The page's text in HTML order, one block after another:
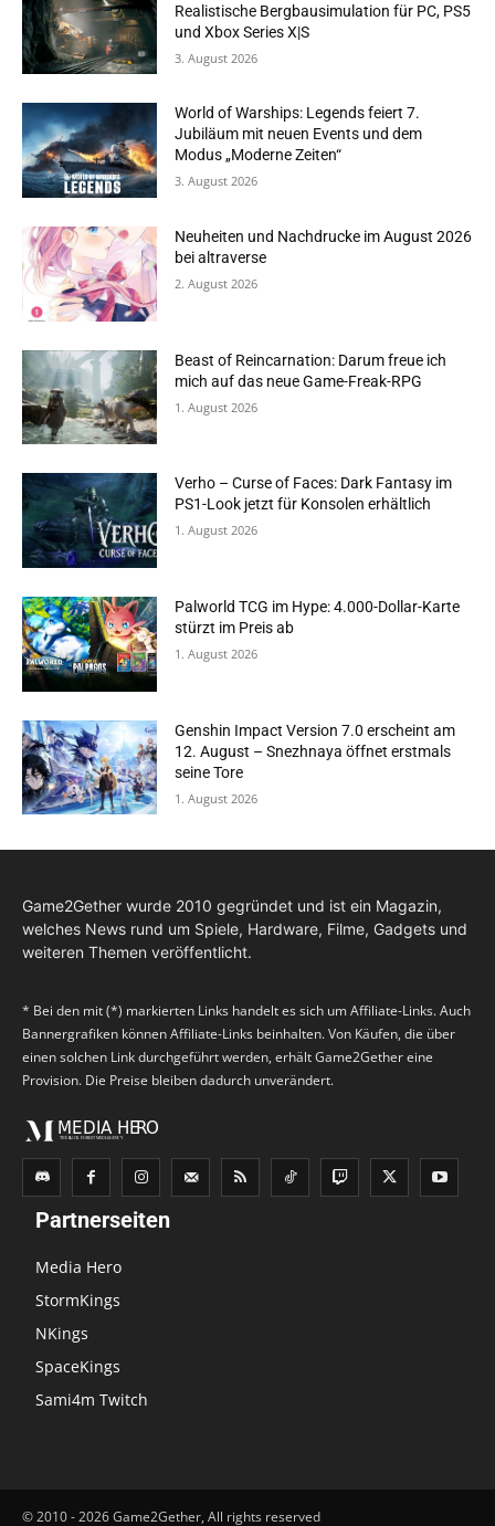
Realistische Bergbausimulation für PC, PS5
und Xbox Series X|S
3. August 2026
World of Warships: Legends feiert 7.
Jubiläum mit neuen Events und dem
Modus „Moderne Zeiten“
3. August 2026
Neuheiten und Nachdrucke im August 2026
bei altraverse
2. August 2026
Beast of Reincarnation: Darum freue ich
mich auf das neue Game-Freak-RPG
1. August 2026
Verho – Curse of Faces: Dark Fantasy im
PS1-Look jetzt für Konsolen erhältlich
1. August 2026
Palworld TCG im Hype: 4.000-Dollar-Karte
stürzt im Preis ab
1. August 2026
Genshin Impact Version 7.0 erscheint am
12. August – Snezhnaya öffnet erstmals
seine Tore
1. August 2026
Game2Gether wurde 2010 gegründet und ist ein Magazin,
welches News rund um Spiele, Hardware, Filme, Gadgets und
weiteren Themen veröffentlicht.
* Bei den mit (*) markierten Links handelt es sich um Affiliate-Links. Auch
Bannergrafiken können Affiliate-Links beinhalten. Von Käufen, die über
einen solchen Link durchgeführt werden, erhält Game2Gether eine
Provision. Die Preise bleiben dadurch unverändert.
Partnerseiten
Media Hero
StormKings
NKings
SpaceKings
Sami4m Twitch
© 2010 - 2026 Game2Gether, All rights reserved